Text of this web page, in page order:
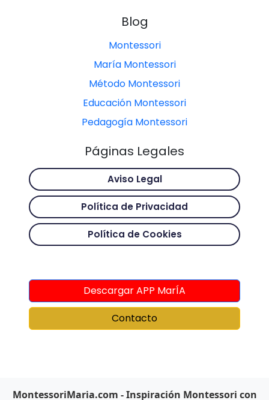
Blog
Montessori
María Montessori
Método Montessori
Educación Montessori
Pedagogía Montessori
Páginas Legales
Aviso Legal
Política de Privacidad
Política de Cookies
Descargar APP MarÍA
Contacto
MontessoriMaria.com - Inspiración Montessori con